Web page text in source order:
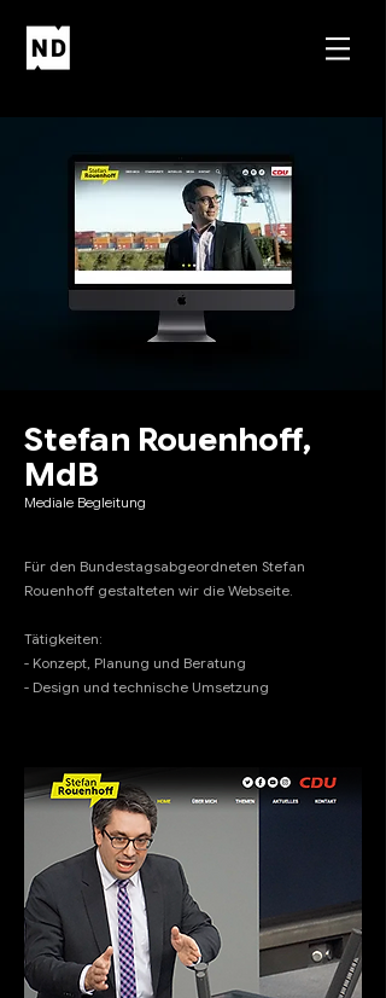
Stefan Rouenhoff,
MdB
Mediale Begleitung
Für den Bundestagsabgeordneten Stefan
Rouenhoff gestalteten wir die Webseite.
Tätigkeiten:
- Konzept, Planung und Beratung
- Design und technische Umsetzung